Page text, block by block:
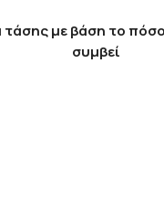
με βάση το πόσο
συμβεί